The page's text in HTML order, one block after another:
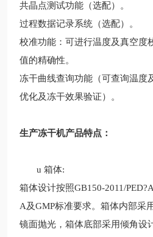
共晶点测试功能（选配）。
过程数据记录系统（选配）。
校准功能：可进行温度及真空度
值的精确性。
冻干曲线查询功能（可查询温度
优化及冻干效果验证）。
生产冻干机产品特点：
u 箱体:
箱体设计按照GB150-2011/
A及GMP标准要求。箱体内部采
镜面抛光，箱体底部采用倾角设